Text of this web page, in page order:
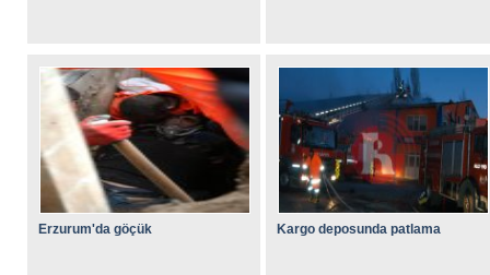
Erzurum'da göçük Kargo deposunda patlama